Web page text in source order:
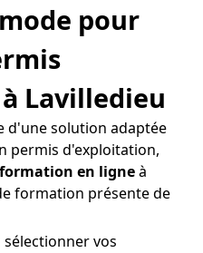
pour
Lavilledieu
d'une solution adaptée
permis d'exploitation,
formation en ligneà
formation présente de
sélectionner vos